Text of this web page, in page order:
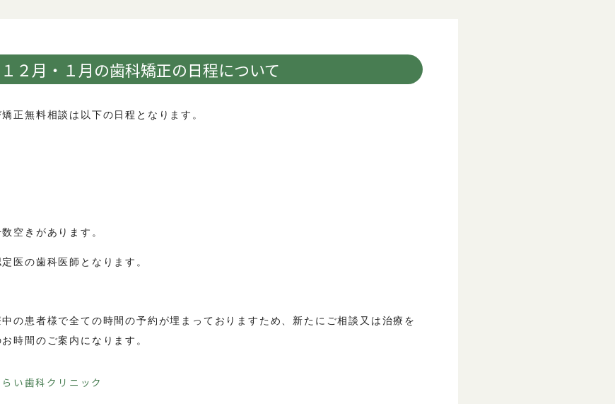
１２月・１月の歯科矯正の日程について
正無料相談は以下の日程となります。
空きがあります。
医の歯科医師となります。
の患者様で全ての時間の予約が埋まっておりますため、新たにご相談又は治療を
時間のご案内になります。
い歯科クリニック